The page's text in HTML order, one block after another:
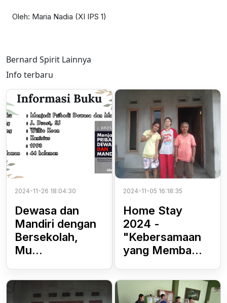
Oleh: Maria Nadia (XI IPS 1)
Bernard Spirit Lainnya
Info terbaru
2024-11-26 18:04:30
Dewasa dan
Mandiri dengan
Bersekolah,
Mu...
2024-11-05 16:18:35
Home Stay
2024 -
"Kebersamaan
yang Memba...